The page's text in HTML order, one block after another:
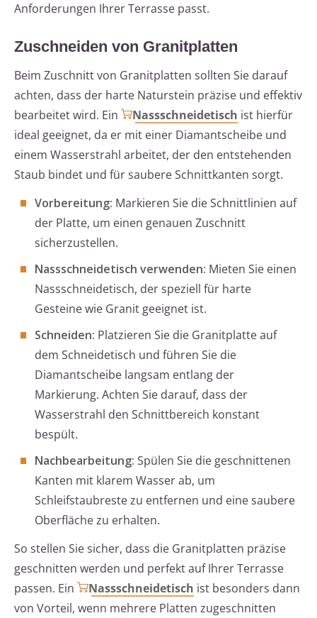
Anforderungen Ihrer Terrasse passt.
Zuschneiden von Granitplatten
Beim Zuschnitt von Granitplatten sollten Sie darauf
achten, dass der harte Naturstein präzise und effektiv
bearbeitet wird. Ein
Nassschneidetisch ist hierfür
ideal geeignet, da er mit einer Diamantscheibe und
einem Wasserstrahl arbeitet, der den entstehenden
Staub bindet und für saubere Schnittkanten sorgt.
Vorbereitung: Markieren Sie die Schnittlinien auf
der Platte, um einen genauen Zuschnitt
sicherzustellen.
Nassschneidetisch verwenden: Mieten Sie einen
Nassschneidetisch, der speziell für harte
Gesteine wie Granit geeignet ist.
Schneiden: Platzieren Sie die Granitplatte auf
dem Schneidetisch und führen Sie die
Diamantscheibe langsam entlang der
Markierung. Achten Sie darauf, dass der
Wasserstrahl den Schnittbereich konstant
bespült.
Nachbearbeitung: Spülen Sie die geschnittenen
Kanten mit klarem Wasser ab, um
Schleifstaubreste zu entfernen und eine saubere
Oberfläche zu erhalten.
So stellen Sie sicher, dass die Granitplatten präzise
geschnitten werden und perfekt auf Ihrer Terrasse
passen. Ein
Nassschneidetisch ist besonders dann
von Vorteil, wenn mehrere Platten zugeschnitten